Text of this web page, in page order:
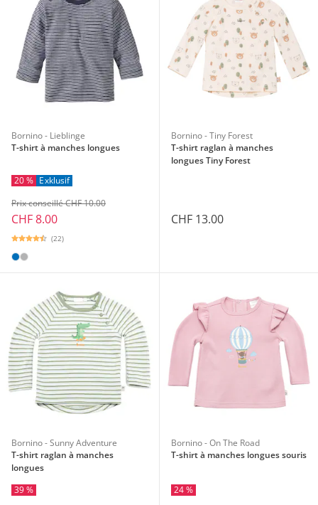
Bornino - Lieblinge
T-shirt à manches longues
20 % Exklusif
CHF 8.00
Prix conseillé CHF 10.00
(22)
Bornino - Tiny Forest
T-shirt raglan à manches
longues Tiny Forest
CHF 13.00
Bornino - Sunny Adventure
T-shirt raglan à manches
longues
39 %
Bornino - On The Road
T-shirt à manches longues souris
24 %